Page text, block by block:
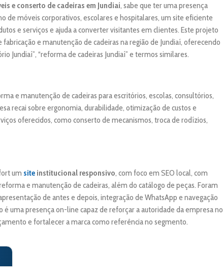
e conserto de cadeiras em Jundiaí, sabe que ter uma presença
de móveis corporativos, escolares e hospitalares, um site eficiente
e serviços e ajuda a converter visitantes em clientes. Este projeto
e manutenção de cadeiras na região de Jundiaí, oferecendo
Jundiaí”, “reforma de cadeiras Jundiaí” e termos similares.
e manutenção de cadeiras para escritórios, escolas, consultórios,
recai sobre ergonomia, durabilidade, otimização de custos e
oferecidos, como conserto de mecanismos, troca de rodízios,
um site institucional responsivo, com foco em SEO local, com
e manutenção de cadeiras, além do catálogo de peças. Foram
de antes e depois, integração de WhatsApp e navegação
é uma presença on-line capaz de reforçar a autoridade da empresa no
e fortalecer a marca como referência no segmento.